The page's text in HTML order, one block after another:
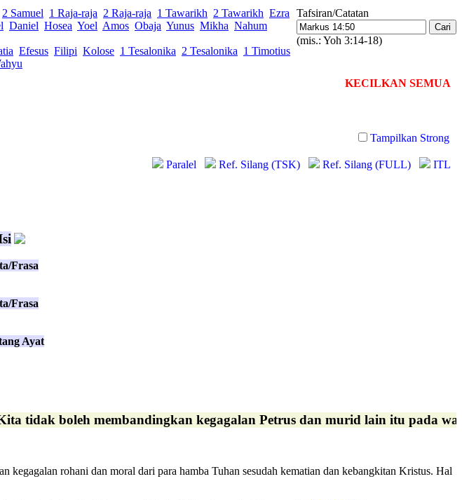
Tafsiran/Catatan
(mis.: Yoh 3:14-18)
2 Samuel 1 Raja-raja 2 Raja-raja 1 Tawarikh 2 Tawarikh Ezra
Daniel Hosea Yoel Amos Obaja Yunus Mikha Nahum
Efesus Filipi Kolose 1 Tesalonika 2 Tesalonika 1 Timotius
KECILKAN SEMUA
Tampilkan Strong
Paralel
Ref. Silang (TSK) Ref. Silang (FULL) ITL
Frasa
Frasa
Ayat
tidak boleh membandingkan kegagalan Petrus dan murid lain itu pada
rohani dan moral dari para hamba Tuhan sesudah kematian dan kebangkitan Kristus. Hal